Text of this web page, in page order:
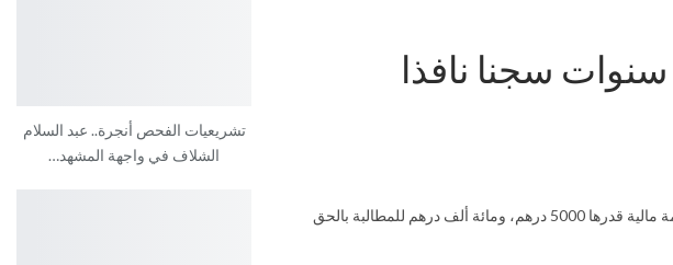
سنوات سجنا نافذا
قضت المحكمة الابتدائية بالرباط، اليوم الأربعاء، بالحبس لثلاث سنوات نافذة، في حق الوزير السابق محمد زيان، بالإضافة الى غرامة مالية قدرها 5000 درهم، ومائة ألف درهم للمطالبة بالحق
تشريعيات الفحص أنجرة.. عبد السلام
الشلاف في واجهة المشهد…